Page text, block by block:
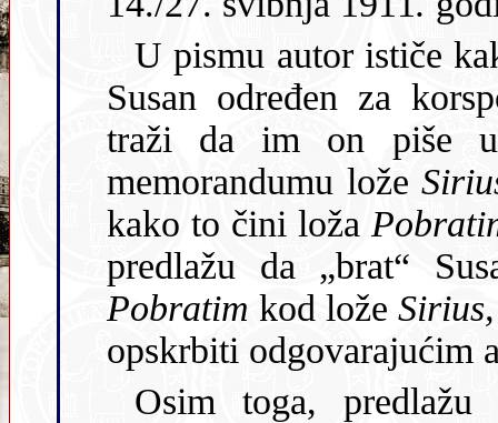
U pismu autor ističe
Susan određen za
traži da im on piše u službenom obliku, što znači na
memorandumu lože
kako to čini loža
Pobratim kod lože Sirius,
opskrbiti odgovarajućim
Osim toga,